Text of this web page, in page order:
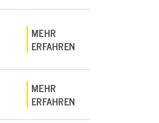
MEHR
ERFAHREN
MEHR
ERFAHREN